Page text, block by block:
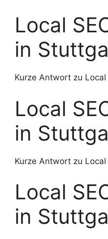
Local
in
Kurze Antwort zu
Local
in
Kurze Antwort zu
Local
in